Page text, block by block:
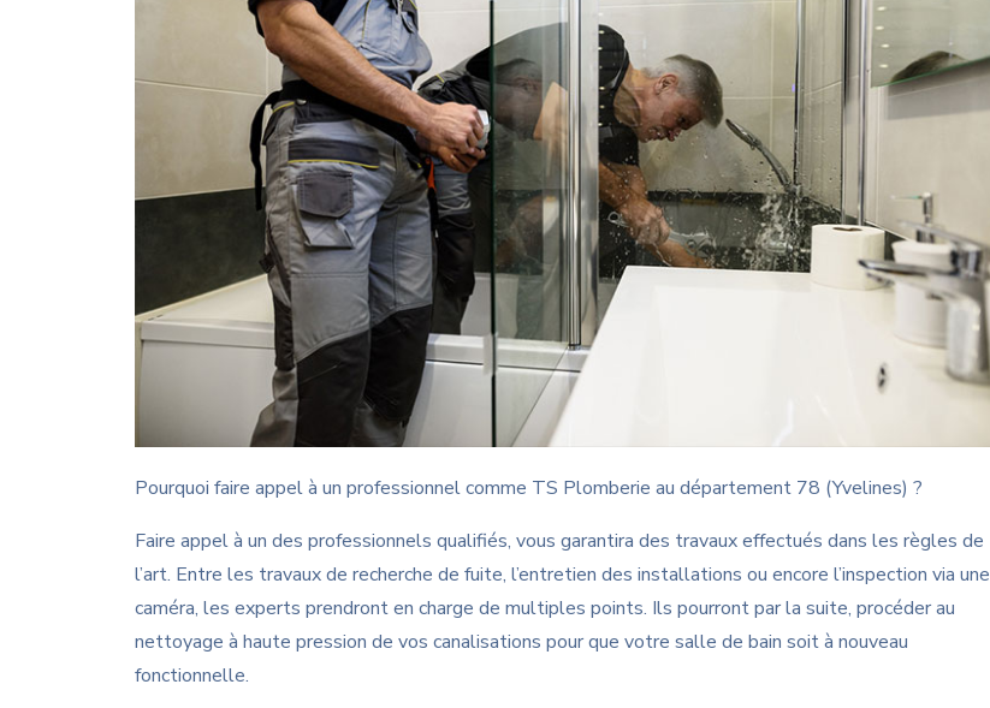
Pourquoi faire appel à un professionnel comme TS Plomberie au département 78 (Yvelines) ?
Faire appel à un des professionnels qualifiés, vous garantira des travaux effectués dans les règles de
l’art. Entre les travaux de recherche de fuite, l’entretien des installations ou encore l’inspection via une
caméra, les experts prendront en charge de multiples points. Ils pourront par la suite, procéder au
nettoyage à haute pression de vos canalisations pour que votre salle de bain soit à nouveau
fonctionnelle.